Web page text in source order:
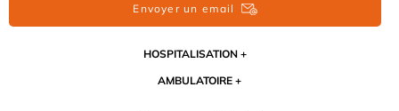
Envoyer un email
HOSPITALISATION
AMBULATOIRE